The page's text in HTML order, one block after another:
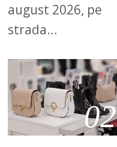
august 2026, pe
strada…
02